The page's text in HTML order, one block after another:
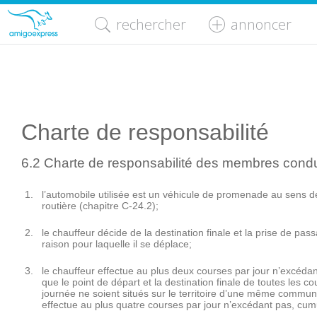
rechercher annoncer
Charte de responsabilité
6.2 Charte de responsabilité des membres
l’automobile utilisée est un véhicule de promenade au sens
routière (chapitre C-24.2);
le chauffeur décide de la destination finale et la prise de
raison pour laquelle il se déplace;
le chauffeur effectue au plus deux courses par jour
que le point de départ et la destination finale de toutes les
journée ne soient situés sur le territoire d’une même
effectue au plus quatre courses par jour n’excédant pas,